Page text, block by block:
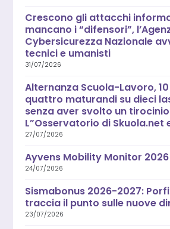
Crescono gli attacchi
mancano i “difensori”,
Cybersicurezza Nazionale
tecnici e umanisti
31/07/2026
Alternanza Scuola-Lavoro,
quattro maturandi su dieci
senza aver svolto un
L”Osservatorio di Skuola.net
27/07/2026
Ayvens Mobility Monitor 2026
24/07/2026
Sismabonus 2026-2027:
traccia il punto sulle nuove
23/07/2026